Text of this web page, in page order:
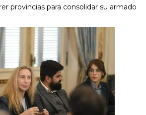
provincias para consolidar su armado